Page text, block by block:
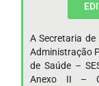
A Secretaria
Administração
de Saúde –
Anexo II –